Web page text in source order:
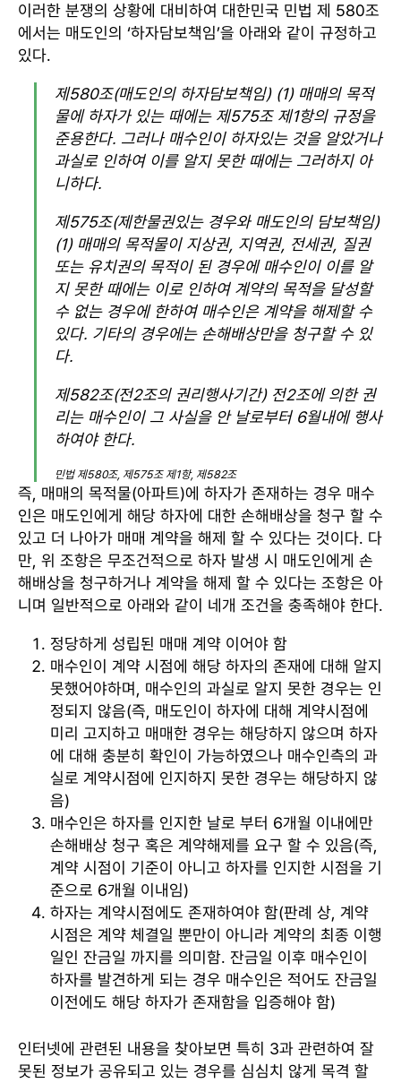
이러한 분쟁의 상황에 대비하여 대한민국 민법 제 580조
에서는 매도인의 ‘하자담보책임’을 아래와 같이 규정하고
있다.
제580조(매도인의 하자담보책임) (1) 매매의 목적
물에 하자가 있는 때에는 제575조 제1항의 규정을
준용한다. 그러나 매수인이 하자있는 것을 알았거나
과실로 인하여 이를 알지 못한 때에는 그러하지 아
니하다.
제575조(제한물권있는 경우와 매도인의 담보책임)
(1) 매매의 목적물이 지상권, 지역권, 전세권, 질권
또는 유치권의 목적이 된 경우에 매수인이 이를 알
지 못한 때에는 이로 인하여 계약의 목적을 달성할
수 없는 경우에 한하여 매수인은 계약을 해제할 수
있다. 기타의 경우에는 손해배상만을 청구할 수 있
다.
제582조(전2조의 권리행사기간) 전2조에 의한 권
리는 매수인이 그 사실을 안 날로부터 6월내에 행사
하여야 한다.
민법 제580조, 제575조 제1항, 제582조
즉, 매매의 목적물(아파트)에 하자가 존재하는 경우 매수
인은 매도인에게 해당 하자에 대한 손해배상을 청구 할 수
있고 더 나아가 매매 계약을 해제 할 수 있다는 것이다. 다
만, 위 조항은 무조건적으로 하자 발생 시 매도인에게 손
해배상을 청구하거나 계약을 해제 할 수 있다는 조항은 아
니며 일반적으로 아래와 같이 네개 조건을 충족해야 한다.
정당하게 성립된 매매 계약 이어야 함
매수인이 계약 시점에 해당 하자의 존재에 대해 알지
못했어야하며, 매수인의 과실로 알지 못한 경우는 인
정되지 않음(즉, 매도인이 하자에 대해 계약시점에
미리 고지하고 매매한 경우는 해당하지 않으며 하자
에 대해 충분히 확인이 가능하였으나 매수인측의 과
실로 계약시점에 인지하지 못한 경우는 해당하지 않
음)
매수인은 하자를 인지한 날로 부터 6개월 이내에만
손해배상 청구 혹은 계약해제를 요구 할 수 있음(즉,
계약 시점이 기준이 아니고 하자를 인지한 시점을 기
준으로 6개월 이내임)
하자는 계약시점에도 존재하여야 함(판례 상, 계약
시점은 계약 체결일 뿐만이 아니라 계약의 최종 이행
일인 잔금일 까지를 의미함. 잔금일 이후 매수인이
하자를 발견하게 되는 경우 매수인은 적어도 잔금일
이전에도 해당 하자가 존재함을 입증해야 함)
인터넷에 관련된 내용을 찾아보면 특히 3과 관련하여 잘
못된 정보가 공유되고 있는 경우를 심심치 않게 목격 할